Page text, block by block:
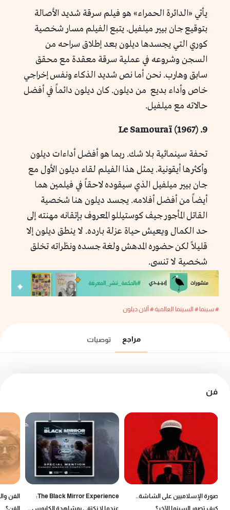
يأتي «الدائرة الحمراء» هو فيلم سرقة شديد الأصالة
بتوقيع جان بيير ميلفيل. يتبع الفيلم مسار شخصية
كوري التي يجسدها ديلون بعد إطلاق سراحه من
السجن وشروعه في عملية سرقة معقدة مع محقق
سابق وهارب. نحن أما نص شديد الذكاء ونفس إخراجي
خاص وأداء بديع من ديلون. كان ديلون دائماً في أفضل
حالاته مع ميلفيل.
9. Le Samouraï (1967)
تحفة سينمائية بلا شك. ربما هو أفضل أداءات ديلون
وأكثرها أيقونية. يمثل هذا الفيلم لقاء ديلون الأول مع
جان بيير ميلفيل الذي سيقوده لاحقاً في فيلمين هما
أيضاً من أفضل أفلامه. يجسد ديلون هنا شخصية
القاتل المأجور جيف كوستيللو المعروف بإتقانه مهنته إلى
حد الكمال ويعيش حياة عزلة بارده. لا ينطق ديلون إلا
قليلاً لكن حضوره المدهش ولغة جسده ونظراته تخلق
شخصية لا تنسى.
# سينما # السينما العالمية# آلان ديلون
مراجع توصيات
فن
صورة الإسلاميين على الشاشة..
The Black Mirror Experience:
الفن